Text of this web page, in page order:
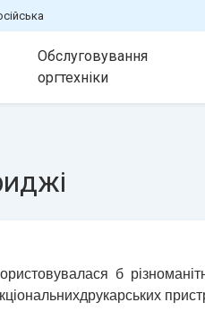
Обслуговування
оргтехніки
б
друкарських